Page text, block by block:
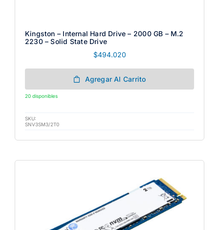
Kingston – Internal Hard Drive – 2000 GB – M.2
2230 – Solid State Drive
$494.020
Agregar Al Carrito
20 disponibles
SKU:
SNV3SM3/2T0